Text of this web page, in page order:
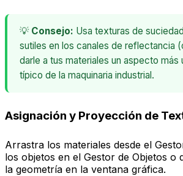
💡 Consejo: Usa texturas de
sutiles en los canales de reflectancia
darle a tus materiales un aspecto más
típico de la maquinaria industrial.
Asignación y Proyección de
Arrastra los materiales desde el
los objetos en el Gestor de Objetos o
la geometría en la ventana gráfica.